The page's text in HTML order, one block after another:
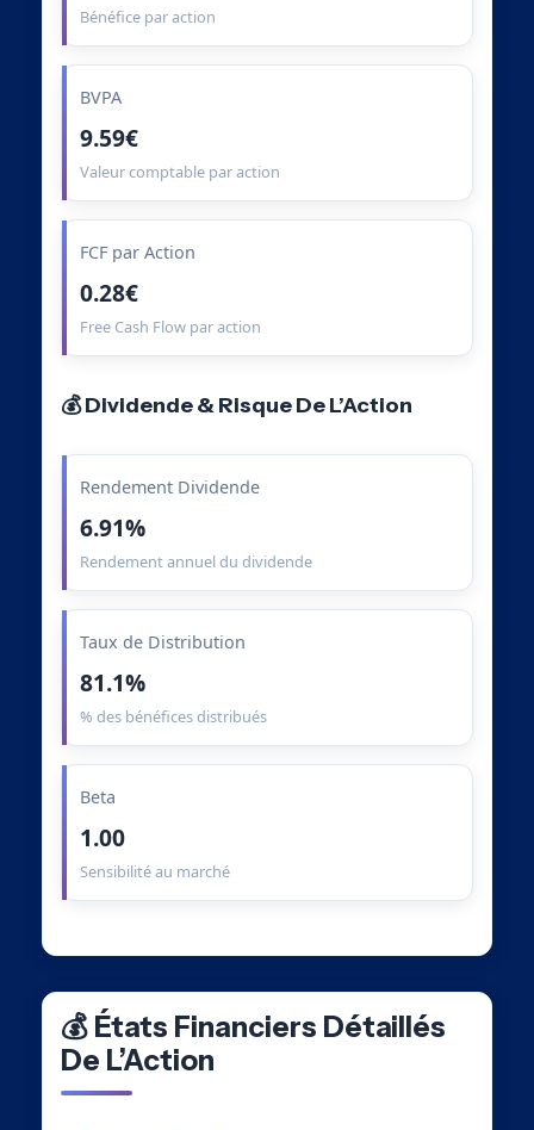
Bénéfice par action
BVPA
9.59€
Valeur comptable par action
FCF par Action
0.28€
Free Cash Flow par action
💰 Dividende & Risque De L’Action
Rendement Dividende
6.91%
Rendement annuel du dividende
Taux de Distribution
81.1%
% des bénéfices distribués
Beta
1.00
Sensibilité au marché
💰 États Financiers Détaillés
De L’Action